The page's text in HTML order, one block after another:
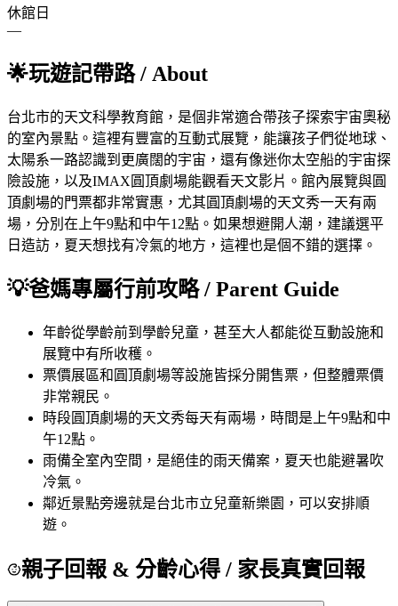
休館日
—
🌟玩遊記帶路/ About
台北市的天文科學教育館，是個非常適合帶孩子探索宇宙奧秘
的室內景點。這裡有豐富的互動式展覽，能讓孩子們從地球、
太陽系一路認識到更廣闊的宇宙，還有像迷你太空船的宇宙探
險設施，以及IMAX圓頂劇場能觀看天文影片。館內展覽與圓
頂劇場的門票都非常實惠，尤其圓頂劇場的天文秀一天有兩
場，分別在上午9點和中午12點。如果想避開人潮，建議選平
日造訪，夏天想找有冷氣的地方，這裡也是個不錯的選擇。
💡爸媽專屬行前攻略 / Parent Guide
年齡從學齡前到學齡兒童，甚至大人都能從互動設施和
展覽中有所收穫。
票價展區和圓頂劇場等設施皆採分開售票，但整體票價
非常親民。
時段圓頂劇場的天文秀每天有兩場，時間是上午9點和中
午12點。
雨備全室內空間，是絕佳的雨天備案，夏天也能避暑吹
冷氣。
鄰近景點旁邊就是台北市立兒童新樂園，可以安排順
遊。
親子回報 & 分齡心得 / 家長真實回報